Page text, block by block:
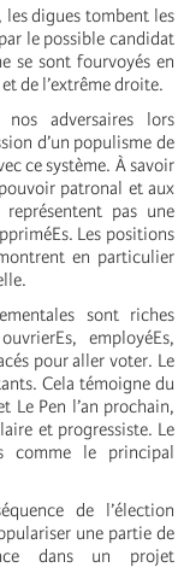
digues tombent les
le possible candidat
se sont fourvoyés en
de l’extrême droite.
adversaires lors
d’un populisme de
ce système. À savoir
patronal et aux
pas une
Les positions
en particulier
sont riches
employéEs,
pour aller voter. Le
Cela témoigne du
Le Pen l’an prochain,
et progressiste. Le
comme le principal
de l’élection
une partie de
dans un projet